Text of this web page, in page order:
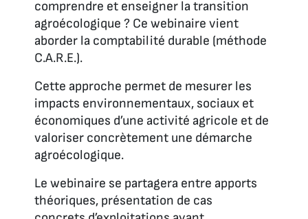
comprendre et enseigner la transition
agroécologique ? Ce webinaire vient
aborder la comptabilité durable (méthode
C.A.R.E.).
Cette approche permet de mesurer les
impacts environnementaux, sociaux et
économiques d’une activité agricole et de
valoriser concrètement une démarche
agroécologique.
Le webinaire se partagera entre apports
théoriques, présentation de cas